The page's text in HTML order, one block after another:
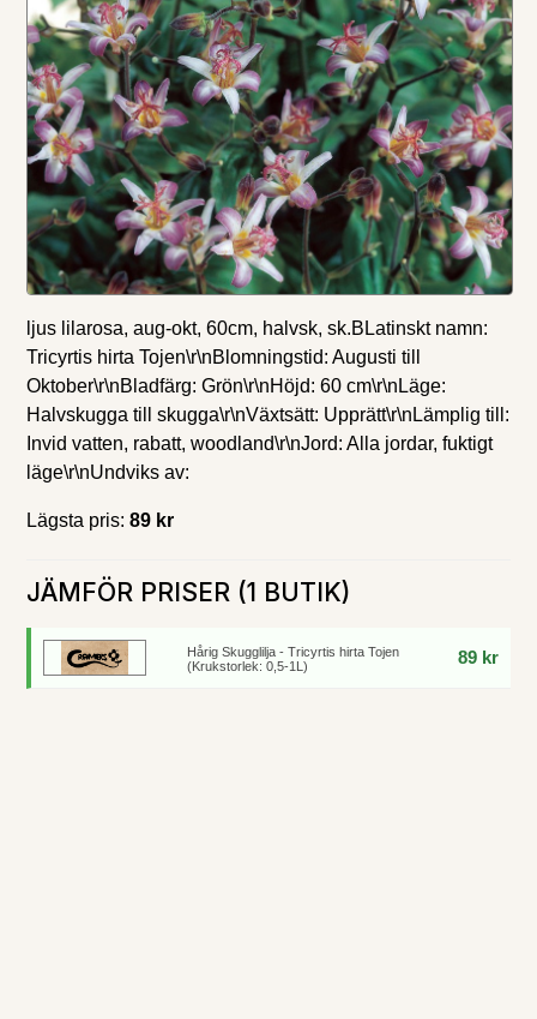
ljus lilarosa, aug-okt, 60cm, halvsk, sk.BLatinskt namn:
Tricyrtis hirta Tojen\r\nBlomningstid: Augusti till
Oktober\r\nBladfärg: Grön\r\nHöjd: 60 cm\r\nLäge:
Halvskugga till skugga\r\nVäxtsätt: Upprätt\r\nLämplig till:
Invid vatten, rabatt, woodland\r\nJord: Alla jordar, fuktigt
läge\r\nUndviks av:
Lägsta pris: 89 kr
JÄMFÖR PRISER (1 BUTIK)
Hårig Skugglilja - Tricyrtis hirta Tojen
(Krukstorlek: 0,5-1L)
89 kr